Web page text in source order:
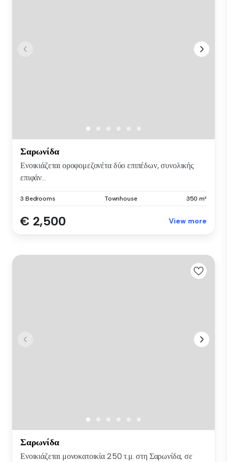
Σαρωνίδα
Ενοικιάζεται οροφομεζονέτα δύο επιπέδων, συνολικής
επιφάν...
3 Bedrooms Townhouse 350 m²
€ 2,500 View more
Σαρωνίδα
Ενοικιάζεται μονοκατοικία 250 τ.μ. στη Σαρωνίδα, σε